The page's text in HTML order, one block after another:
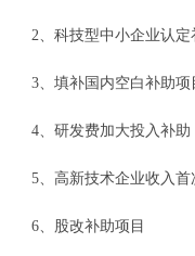
2、科技型中小企业认定
3、填补国内空白补助项
4、研发费加大投入补助
5、高新技术企业收入首
6、股改补助项目